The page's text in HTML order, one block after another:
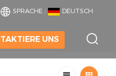
SPRACHE : DEUTSCH
UNS